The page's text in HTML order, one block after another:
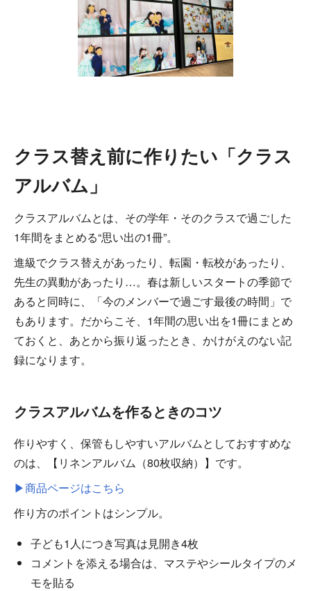
クラス替え前に作りたい「クラス
アルバム」
クラスアルバムとは、その学年・そのクラスで過ごした
1年間をまとめる“思い出の1冊”。
進級でクラス替えがあったり、転園・転校があったり、
先生の異動があったり…。春は新しいスタートの季節で
あると同時に、「今のメンバーで過ごす最後の時間」で
もあります。だからこそ、1年間の思い出を1冊にまとめ
ておくと、あとから振り返ったとき、かけがえのない記
録になります。
クラスアルバムを作るときのコツ
作りやすく、保管もしやすいアルバムとしておすすめな
のは、【リネンアルバム（80枚収納）】です。
▶商品ページはこちら
作り方のポイントはシンプル。
子ども1人につき写真は見開き4枚
コメントを添える場合は、マステやシールタイプのメ
モを貼る